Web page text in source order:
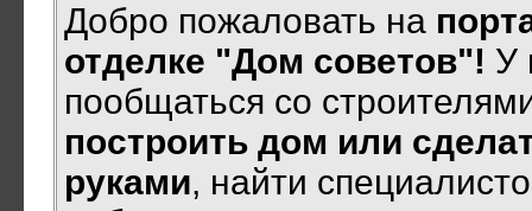
Добро пожаловать на
отделке "Дом советов"! У
пообщаться со
построить дом или
руками, найти